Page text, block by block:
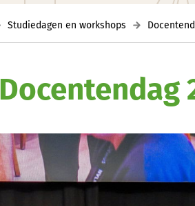
Studiedagen en workshops